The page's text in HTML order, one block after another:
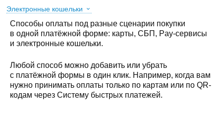
Электронные кошельки
Способы оплаты под разные сценарии покупки
в одной платёжной форме: карты, СБП, Pay-сервисы
и электронные кошельки.
Любой способ можно добавить или убрать
с платёжной формы в один клик. Например, когда вам
нужно принимать оплаты только по картам или по QR-
кодам через Систему быстрых платежей.